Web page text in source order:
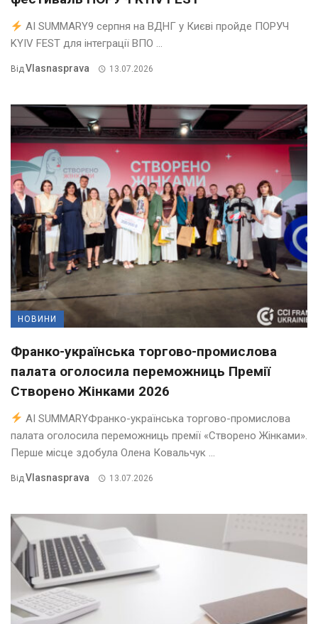
AI SUMMARY9 серпня на ВДНГ у Києві пройде ПОРУЧ
KYIV FEST для інтеграції ВПО ...
ВідVlasnasprava 13.07.2026
НОВИНИ
Франко-українська торгово-промислова
палата оголосила переможниць Премії
Створено Жінками 2026
AI SUMMARYФранко-українська торгово-промислова
палата оголосила переможниць премії «Створено Жінками».
Перше місце здобула Олена Ковальчук ...
ВідVlasnasprava 13.07.2026